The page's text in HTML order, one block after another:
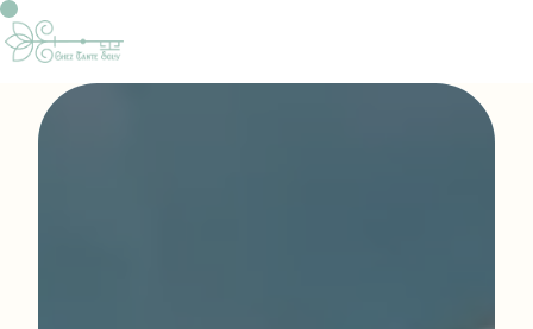
Panneau de gestion des cookies